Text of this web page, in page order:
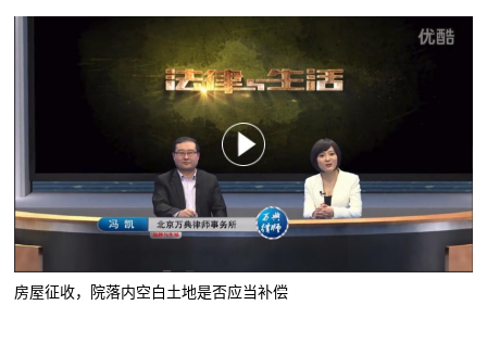
房屋征收，院落内空白土地是否应当补偿